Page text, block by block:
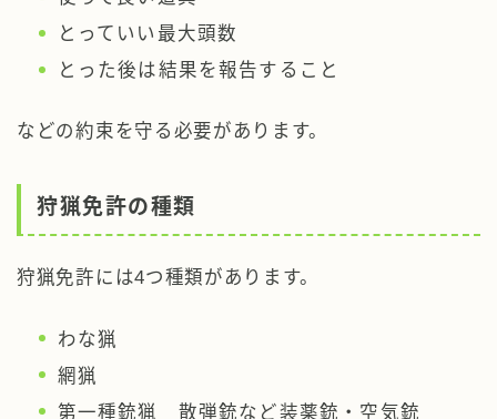
とっていい最大頭数
とった後は結果を報告すること
などの約束を守る必要があります。
狩猟免許の種類
狩猟免許には4つ種類があります。
わな猟
網猟
第一種銃猟 散弾銃など装薬銃・空気銃